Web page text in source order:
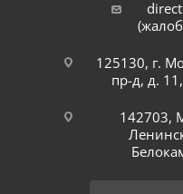
125130, г.
пр-д, д.
142703,